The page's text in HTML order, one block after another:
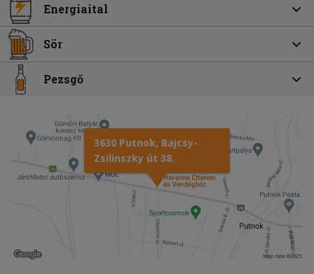
Energiaital
Sör
Pezsgő
3630 Putnok, Bajcsy-
Zsilinszky út 38.